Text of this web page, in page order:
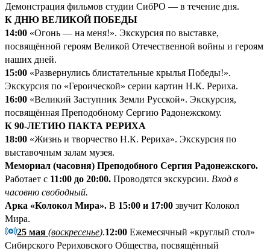
Демонстрация фильмов студии СибРО — в течение дня.
К ДНЮ ВЕЛИКОЙ ПОБЕДЫ
14:00 «Огонь — на меня!». Экскурсия по выставке,
посвящённой героям Великой Отечественной войны и героям
наших дней.
15:00 «Развернулись блистательные крылья Победы!».
Экскурсия по «Героической» серии картин Н.К. Рериха.
16:00 «Великий Заступник Земли Русской». Экскурсия,
посвящённая Преподобному Сергию Радонежскому.
К 90-ЛЕТИЮ ПАКТА РЕРИХА
18:00 «Жизнь и творчество Н.К. Рериха». Экскурсия по
выставочным залам музея.
Мемориал (часовня) Преподобного Сергия Радонежского.
Работает с 11:00 до 20:00. Проводятся экскурсии. Вход в
часовню свободный.
Арка «Колокол Мира». В 15:00 и 17:00 звучит Колокол
Мира.
25 мая (воскресенье).12:00 Ежемесячный «круглый стол»
Сибирского Рериховского Общества, посвящённый